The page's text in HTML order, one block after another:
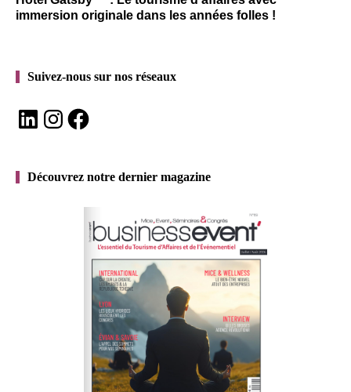
immersion originale dans les années folles !
Suivez-nous sur nos réseaux
LinkedInInstagramFacebook
Découvrez notre dernier magazine